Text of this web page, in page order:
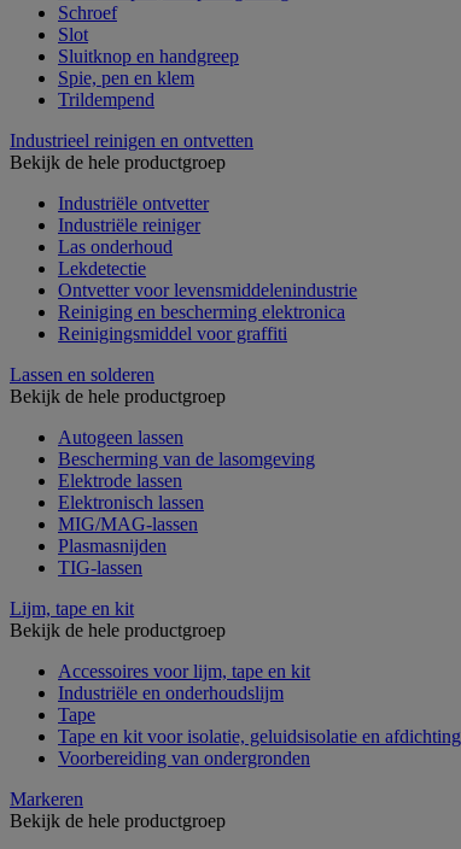
Schroef
Slot
Sluitknop en handgreep
Spie, pen en klem
Trildempend
Industrieel reinigen en ontvetten
Bekijk de hele productgroep
Industriële ontvetter
Industriële reiniger
Las onderhoud
Lekdetectie
Ontvetter voor levensmiddelenindustrie
Reiniging en bescherming elektronica
Reinigingsmiddel voor graffiti
Lassen en solderen
Bekijk de hele productgroep
Autogeen lassen
Bescherming van de lasomgeving
Elektrode lassen
Elektronisch lassen
MIG/MAG-lassen
Plasmasnijden
TIG-lassen
Lijm, tape en kit
Bekijk de hele productgroep
Accessoires voor lijm, tape en kit
Industriële en onderhoudslijm
Tape
Tape en kit voor isolatie, geluidsisolatie en afdichting
Voorbereiding van ondergronden
Markeren
Bekijk de hele productgroep